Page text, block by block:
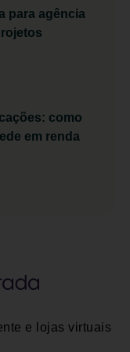
para agência
como
em renda
e lojas virtuais